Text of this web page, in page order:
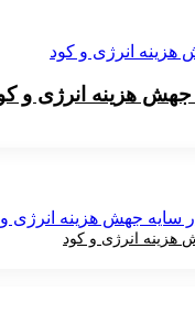
جهش هزینه انرژی و
هزینه انرژی و کود